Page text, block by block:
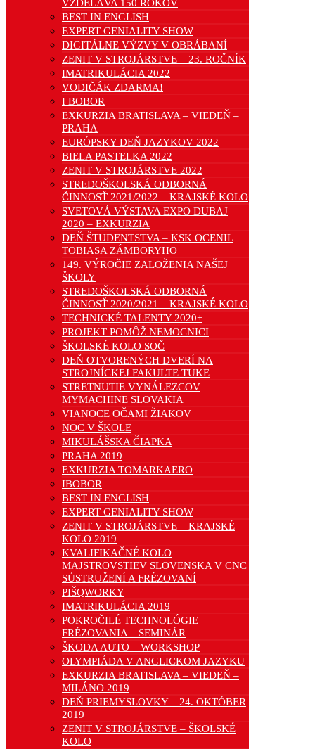
VZDELÁVA 150 ROKOV
BEST IN ENGLISH
EXPERT GENIALITY SHOW
DIGITÁLNE VÝZVY V OBRÁBANÍ
ZENIT V STROJÁRSTVE – 23. ROČNÍK
IMATRIKULÁCIA 2022
VODIČÁK ZDARMA!
I BOBOR
EXKURZIA BRATISLAVA – VIEDEŇ –
PRAHA
EURÓPSKY DEŇ JAZYKOV 2022
BIELA PASTELKA 2022
ZENIT V STROJÁRSTVE 2022
STREDOŠKOLSKÁ ODBORNÁ
ČINNOSŤ 2021/2022 – KRAJSKÉ KOLO
SVETOVÁ VÝSTAVA EXPO DUBAJ
2020 – EXKURZIA
DEŇ ŠTUDENTSTVA – KSK OCENIL
TOBIASA ZÁMBORYHO
149. VÝROČIE ZALOŽENIA NAŠEJ
ŠKOLY
STREDOŠKOLSKÁ ODBORNÁ
ČINNOSŤ 2020/2021 – KRAJSKÉ KOLO
TECHNICKÉ TALENTY 2020+
PROJEKT POMÔŽ NEMOCNICI
ŠKOLSKÉ KOLO SOČ
DEŇ OTVORENÝCH DVERÍ NA
STROJNÍCKEJ FAKULTE TUKE
STRETNUTIE VYNÁLEZCOV
MYMACHINE SLOVAKIA
VIANOCE OČAMI ŽIAKOV
NOC V ŠKOLE
MIKULÁŠSKA ČIAPKA
PRAHA 2019
EXKURZIA TOMARKAERO
IBOBOR
BEST IN ENGLISH
EXPERT GENIALITY SHOW
ZENIT V STROJÁRSTVE – KRAJSKÉ
KOLO 2019
KVALIFIKAČNÉ KOLO
MAJSTROVSTIEV SLOVENSKA V CNC
SÚSTRUŽENÍ A FRÉZOVANÍ
PIŠQWORKY
IMATRIKULÁCIA 2019
POKROČILÉ TECHNOLÓGIE
FRÉZOVANIA – SEMINÁR
ŠKODA AUTO – WORKSHOP
OLYMPIÁDA V ANGLICKOM JAZYKU
EXKURZIA BRATISLAVA – VIEDEŇ –
MILÁNO 2019
DEŇ PRIEMYSLOVKY – 24. OKTÓBER
2019
ZENIT V STROJÁRSTVE – ŠKOLSKÉ
KOLO